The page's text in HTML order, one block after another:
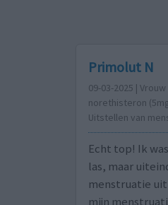
Primolut N
09-03-2025 | Vrouw
norethisteron
Uitstellen van
Echt top! Ik
las, maar
menstruatie
mijn